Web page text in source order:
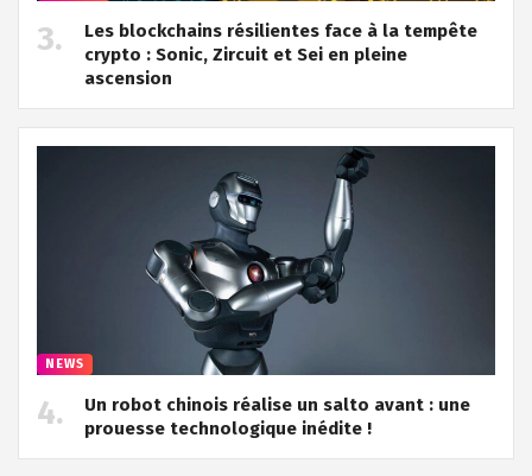
Les blockchains résilientes face à la tempête
crypto : Sonic, Zircuit et Sei en pleine
ascension
NEWS
Un robot chinois réalise un salto avant : une
prouesse technologique inédite !